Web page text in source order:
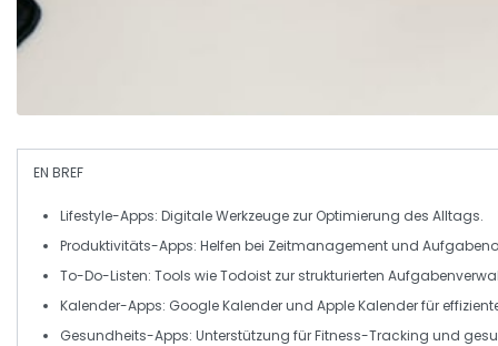
EN BREF
Lifestyle-Apps: Digitale Werkzeuge zur Optimierung des Alltags.
Produktivitäts-Apps: Helfen bei Zeitmanagementund
To-Do-Listen: Tools wieTodoist zur strukturierten
Kalender-Apps: Google Kalenderund Apple Kalenderfür
Gesundheits-Apps: Unterstützung für Fitness-Tracking und